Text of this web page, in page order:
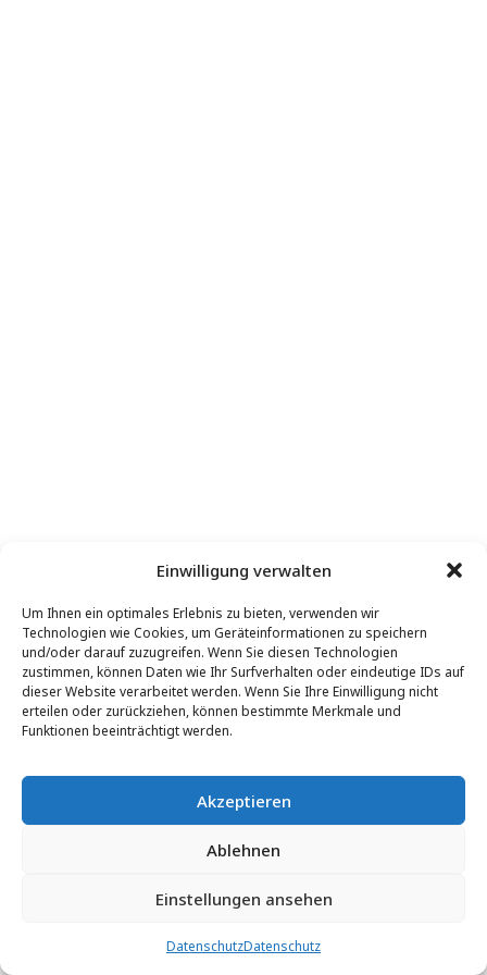
Einwilligung verwalten
Um Ihnen ein optimales Erlebnis zu bieten, verwenden wir
Technologien wie Cookies, um Geräteinformationen zu speichern
und/oder darauf zuzugreifen. Wenn Sie diesen Technologien
zustimmen, können Daten wie Ihr Surfverhalten oder eindeutige IDs auf
dieser Website verarbeitet werden. Wenn Sie Ihre Einwilligung nicht
erteilen oder zurückziehen, können bestimmte Merkmale und
Funktionen beeinträchtigt werden.
Akzeptieren
Ablehnen
Einstellungen ansehen
DatenschutzDatenschutz